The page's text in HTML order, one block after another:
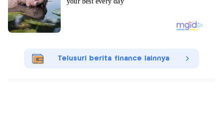
Telusuri berita finance lainnya